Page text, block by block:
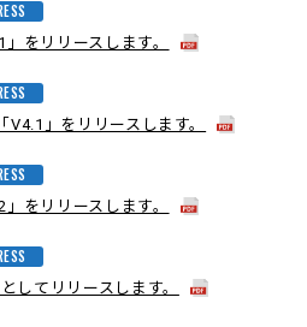
をリリースします。
」をリリースします。
をリリースします。
してリリースします。